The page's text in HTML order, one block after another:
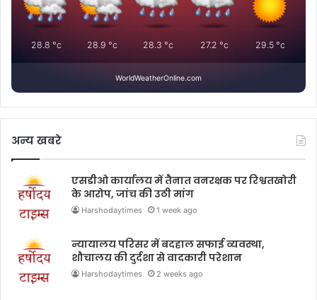
28.8 °c 28.9 °c 28.3 °c 27.2 °c 29.5 °c
WorldWeatherOnline.com
अन्य खबरे
एसडीओ कार्यालय में तैनात वनरक्षक पर रिश्वतखोरी
के आरोप, जांच की उठी मांग
Harshodaytimes 1 week ago
न्यायालय परिसर में बदहाल सफाई व्यवस्था,
शौचालय की दुर्दशा से वादकारी परेशान
Harshodaytimes 2 weeks ago